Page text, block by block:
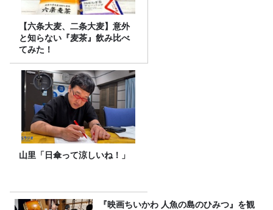
【六条大麦、二条大麦】意外
と知らない『麦茶』飲み比べ
てみた！
山里「日傘って涼しいね！」
『映画ちいかわ 人魚の島のひみつ』を観